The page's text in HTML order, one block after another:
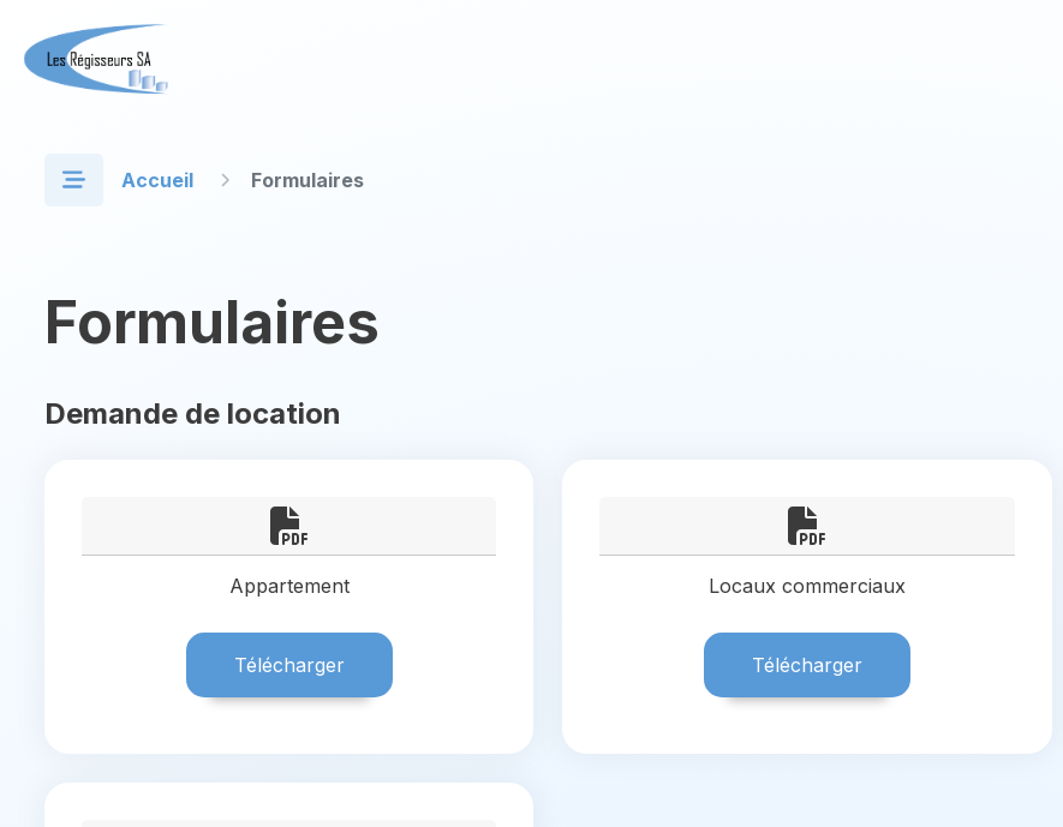
Accueil Formulaires
Formulaires
Demande de location
Appartement
Télécharger
Locaux commerciaux
Télécharger